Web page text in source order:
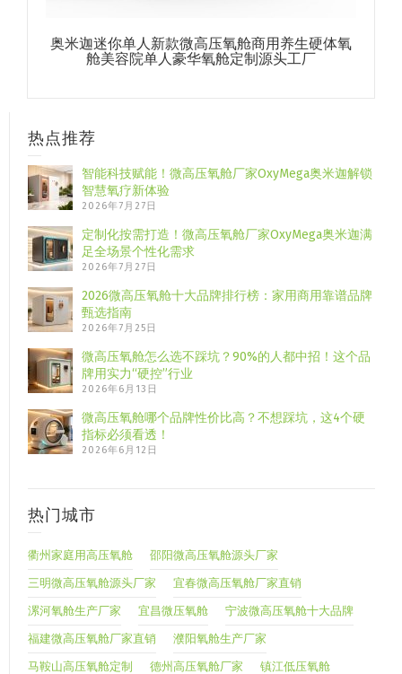
奥米迦迷你单人新款微高压氧舱商用养生硬体氧
舱美容院单人豪华氧舱定制源头工厂
热点推荐
智能科技赋能！微高压氧舱厂家OxyMega奥米迦解锁
智慧氧疗新体验
2026年7月27日
定制化按需打造！微高压氧舱厂家OxyMega奥米迦满
足全场景个性化需求
2026年7月27日
2026微高压氧舱十大品牌排行榜：家用商用靠谱品牌
甄选指南
2026年7月25日
微高压氧舱怎么选不踩坑？90%的人都中招！这个品
牌用实力“硬控”行业
2026年6月13日
微高压氧舱哪个品牌性价比高？不想踩坑，这4个硬
指标必须看透！
2026年6月12日
热门城市
衢州家庭用高压氧舱 邵阳微高压氧舱源头厂家
三明微高压氧舱源头厂家 宜春微高压氧舱厂家直销
漯河氧舱生产厂家 宜昌微压氧舱 宁波微高压氧舱十大品牌
福建微高压氧舱厂家直销 濮阳氧舱生产厂家
马鞍山高压氧舱定制 德州高压氧舱厂家 镇江低压氧舱